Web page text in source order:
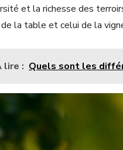
et la richesse des
de la table et celui de la
lire : Quels sont les